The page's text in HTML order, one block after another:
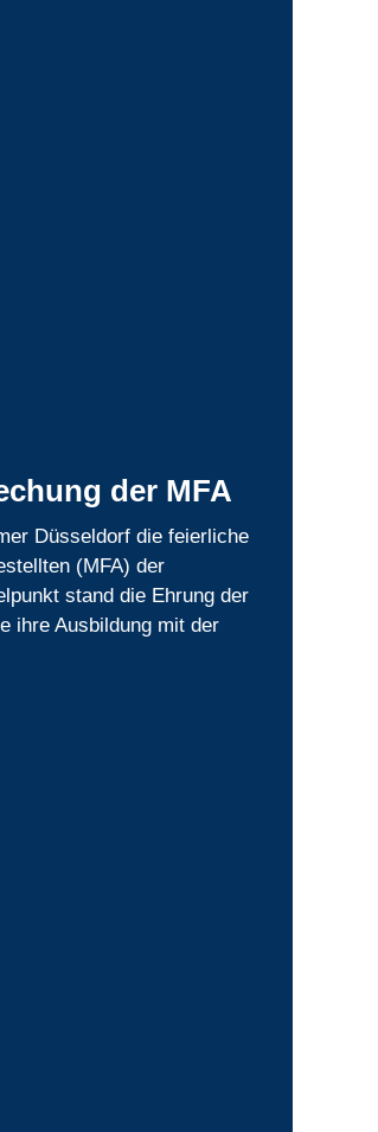
der MFA
Düsseldorf die feierliche
(MFA) der
stand die Ehrung der
ihre Ausbildung mit der